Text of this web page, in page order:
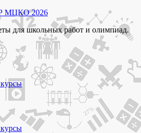
МЦКО 2026
для школьных работ и олимпиад.